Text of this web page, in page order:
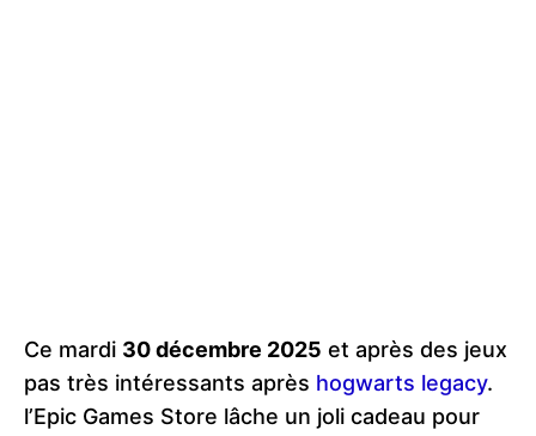
Ce mardi 30 décembre 2025 et après des jeux
pas très intéressants après hogwarts legacy.
l’Epic Games Store lâche un joli cadeau pour